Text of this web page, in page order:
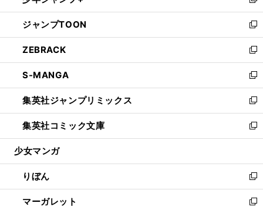
開
く
ウ
で
開
く
ン
ド
ウ
で
開
く
ウ
ィ
ン
ド
ウ
で
開
く
し
い
ウ
ィ
ン
ド
ウ
で
開
く
ジャンプTOON
新
し
い
ウ
ィ
ン
ド
ウ
で
開
ZEBRACK
新
し
い
ウ
ィ
ン
ド
ウ
開
く
S-MANGA
新
し
い
ウ
ィ
ン
ウ
で
開
く
集英社ジャンプリミックス
新
し
い
ウ
ン
ド
ウ
で
集英社コミック文庫
新
し
ウ
ィ
ン
ド
少女マンガ
りぼん
新
し
い
マーガレット
新